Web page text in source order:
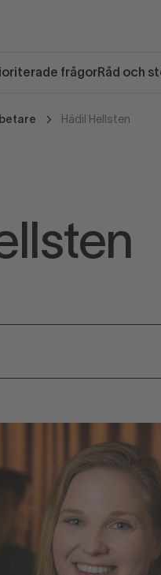
frågor Råd och
Hädil Hellsten